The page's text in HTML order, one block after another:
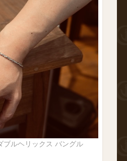
ブルヘリックス バングル